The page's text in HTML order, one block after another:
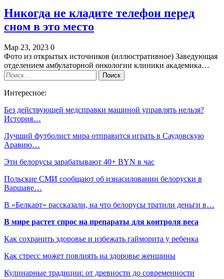
Никогда не кладите телефон перед
сном в это место
Мар 23, 2023 0
Фото из открытых источников (иллюстративное) Заведующая
отделением амбулаторной онкологии клиники академика…
Интересное:
Без действующей медсправки машиной управлять нельзя?
История…
Лучший футболист мира отправится играть в Саудовскую
Аравию…
Эти белорусы зарабатывают 40+ BYN в час
Польские СМИ сообщают об изнасиловании белоруски в
Варшаве…
В «Белкарт» рассказали, на что белорусы тратили деньги в…
В мире растет спрос на препараты для контроля веса
Как сохранить здоровье и избежать гайморита у ребенка
Как стресс может повлиять на здоровье женщины
Кулинарные традиции: от древности до современности